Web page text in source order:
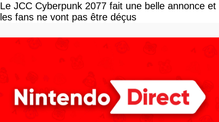
Le JCC Cyberpunk 2077 fait une belle annonce et
les fans ne vont pas être déçus